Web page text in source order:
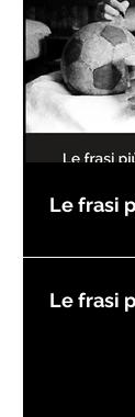
Le frasi
Le frasi